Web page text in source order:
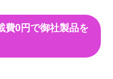
費0円で御社製品を